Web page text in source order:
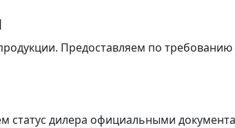
Предоставляем по требованию
статус дилера официальными